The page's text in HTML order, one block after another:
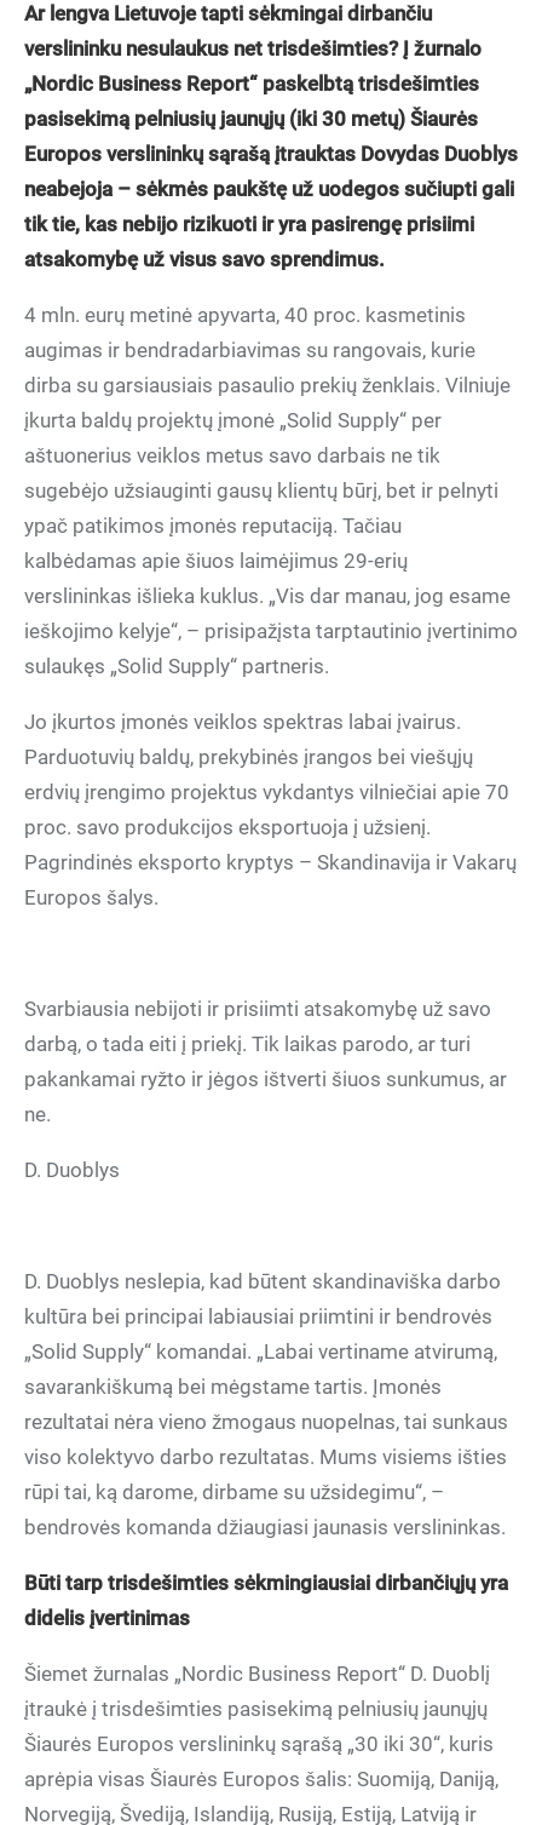
Ar lengva Lietuvoje tapti sėkmingai dirbančiu
verslininku nesulaukus net trisdešimties? Į žurnalo
„Nordic Business Report“ paskelbtą trisdešimties
pasisekimą pelniusių jaunųjų (iki 30 metų) Šiaurės
Europos verslininkų sąrašą įtrauktas Dovydas Duoblys
neabejoja – sėkmės paukštę už uodegos sučiupti gali
tik tie, kas nebijo rizikuoti ir yra pasirengę prisiimi
atsakomybę už visus savo sprendimus.
4 mln. eurų metinė apyvarta, 40 proc. kasmetinis
augimas ir bendradarbiavimas su rangovais, kurie
dirba su garsiausiais pasaulio prekių ženklais. Vilniuje
įkurta baldų projektų įmonė „Solid Supply“ per
aštuonerius veiklos metus savo darbais ne tik
sugebėjo užsiauginti gausų klientų būrį, bet ir pelnyti
ypač patikimos įmonės reputaciją. Tačiau
kalbėdamas apie šiuos laimėjimus 29-erių
verslininkas išlieka kuklus. „Vis dar manau, jog esame
ieškojimo kelyje“, – prisipažįsta tarptautinio įvertinimo
sulaukęs „Solid Supply“ partneris.
Jo įkurtos įmonės veiklos spektras labai įvairus.
Parduotuvių baldų, prekybinės įrangos bei viešųjų
erdvių įrengimo projektus vykdantys vilniečiai apie 70
proc. savo produkcijos eksportuoja į užsienį.
Pagrindinės eksporto kryptys – Skandinavija ir Vakarų
Europos šalys.
Svarbiausia nebijoti ir prisiimti atsakomybę už savo
darbą, o tada eiti į priekį. Tik laikas parodo, ar turi
pakankamai ryžto ir jėgos ištverti šiuos sunkumus, ar
ne.
D. Duoblys
D. Duoblys neslepia, kad būtent skandinaviška darbo
kultūra bei principai labiausiai priimtini ir bendrovės
„Solid Supply“ komandai. „Labai vertiname atvirumą,
savarankiškumą bei mėgstame tartis. Įmonės
rezultatai nėra vieno žmogaus nuopelnas, tai sunkaus
viso kolektyvo darbo rezultatas. Mums visiems išties
rūpi tai, ką darome, dirbame su užsidegimu“, –
bendrovės komanda džiaugiasi jaunasis verslininkas.
Būti tarp trisdešimties sėkmingiausiai dirbančiųjų yra
didelis įvertinimas
Šiemet žurnalas „Nordic Business Report“ D. Duoblį
įtraukė į trisdešimties pasisekimą pelniusių jaunųjų
Šiaurės Europos verslininkų sąrašą „30 iki 30“, kuris
aprėpia visas Šiaurės Europos šalis: Suomiją, Daniją,
Norvegiją, Švediją, Islandiją, Rusiją, Estiją, Latviją ir